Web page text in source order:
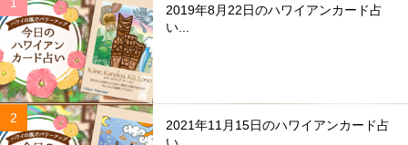
2019年8月22日のハワイアンカード占
い...
2021年11月15日のハワイアンカード占